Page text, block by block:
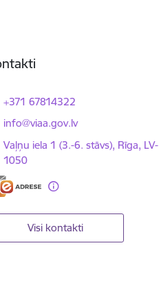
+371 67814322
E-pasts:
info@viaa.gov.lv
Vaļņu iela 1 (3.-6. stāvs), Rīga, LV-
1050
Visi kontakti